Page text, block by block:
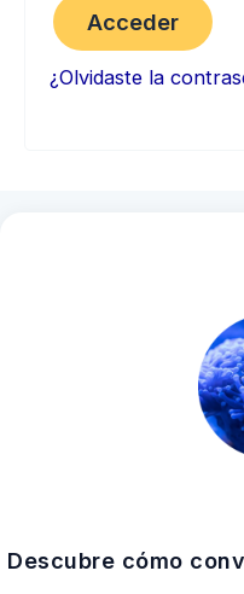
Acceder
¿Olvidaste la
Descubre cómo